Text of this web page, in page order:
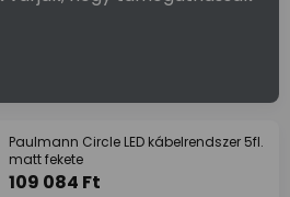
Paulmann Circle LED kábelrendszer 5fl.
matt fekete
109 084 Ft